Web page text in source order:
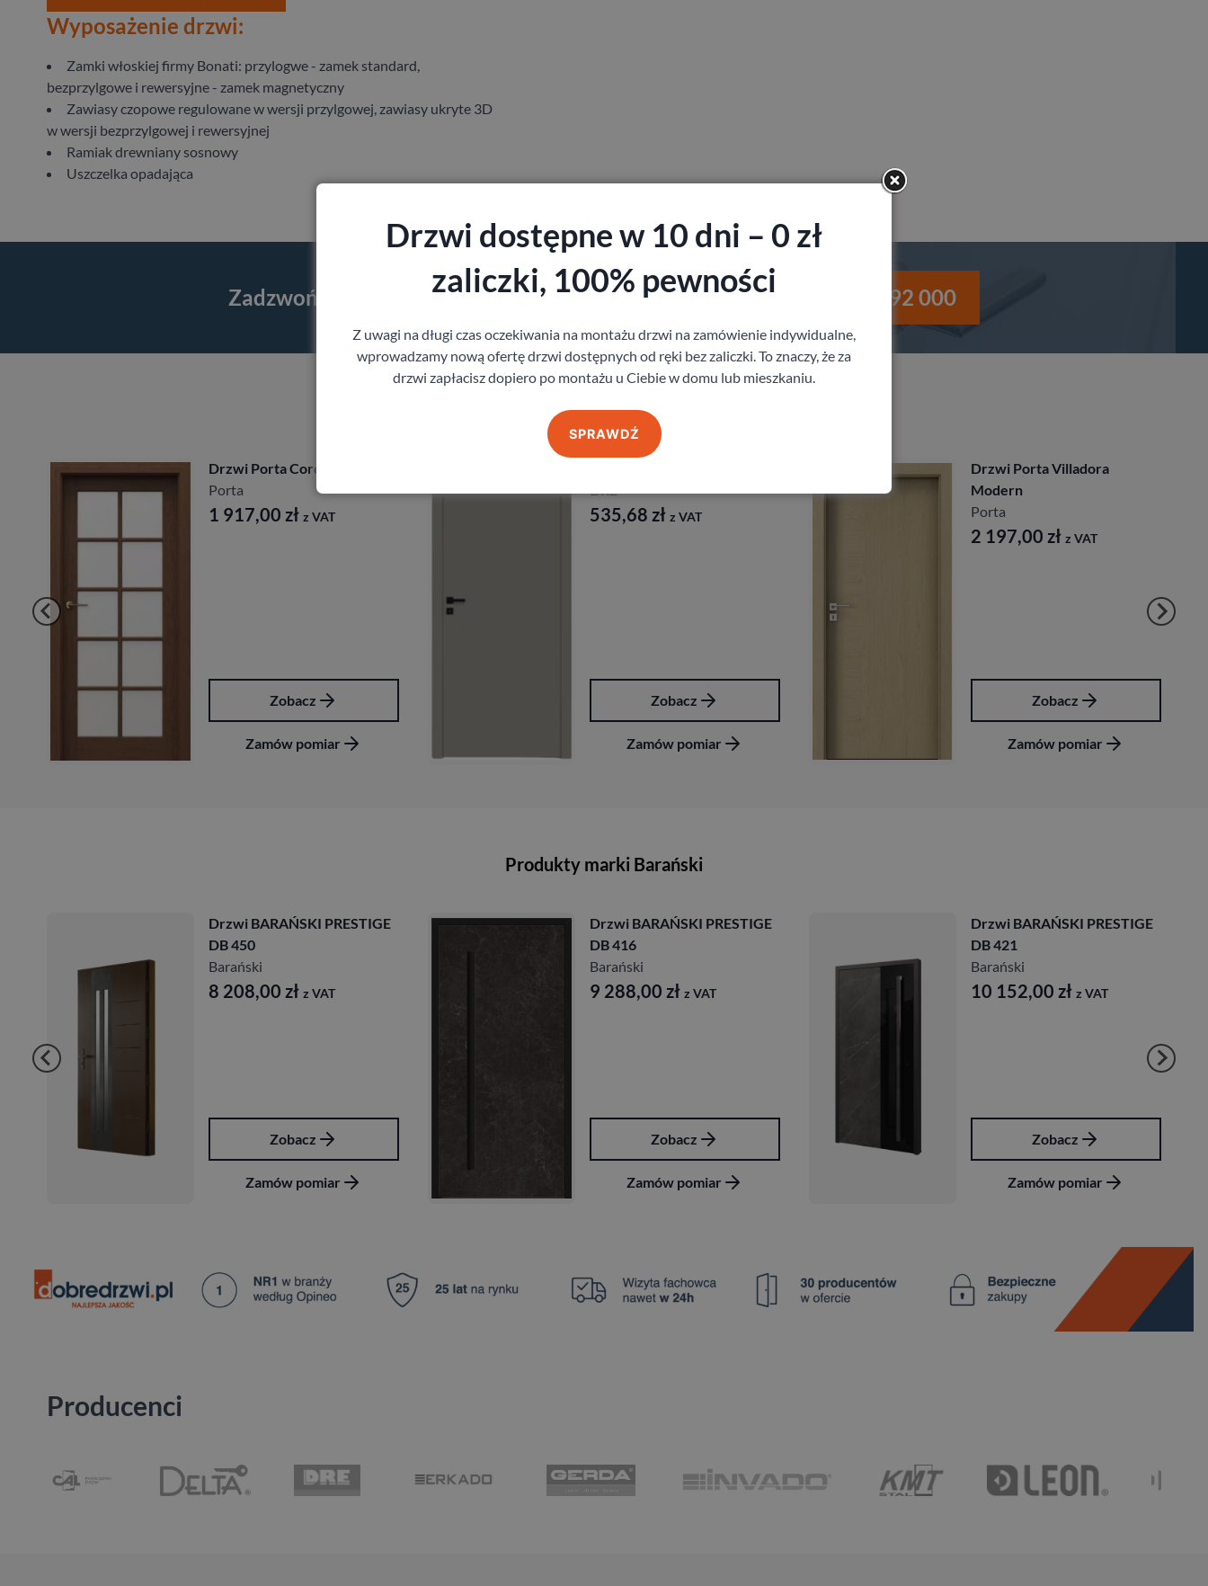
Wyposażenie drzwi:
Zamki włoskiej firmy Bonati: przylogwe - zamek standard,
bezprzylgowe i rewersyjne - zamek magnetyczny
Zawiasy czopowe regulowane w wersji przylgowej, zawiasy ukryte 3D
w wersji bezprzylgowej i rewersyjnej
Ramiak drewniany sosnowy
Uszczelka opadająca
Zadzwoń i skorzystaj z pomocy Doradcy przy wyborze drzwi 530 992 000
Produkty z kategorii Drzwi wewnętrzne
Drzwi Porta Cordoba
Porta
1 917,00 zł z VAT
Zobacz
Zamów pomiar
DRE
535,68 zł z VAT
Zobacz
Zamów pomiar
Drzwi Porta Villadora
Modern
Porta
2 197,00 zł z VAT
Zobacz
Zamów pomiar
Produkty marki Barański
Drzwi BARAŃSKI PRESTIGE
DB 450
Barański
8 208,00 zł z VAT
Zobacz
Zamów pomiar
Drzwi BARAŃSKI PRESTIGE
DB 416
Barański
9 288,00 zł z VAT
Zobacz
Zamów pomiar
Drzwi BARAŃSKI PRESTIGE
DB 421
Barański
10 152,00 zł z VAT
Zobacz
Zamów pomiar
Producenci
Drzwi dostępne w 10 dni – 0 zł
zaliczki, 100% pewności
Z uwagi na długi czas oczekiwania na montażu drzwi na zamówienie indywidualne,
wprowadzamy nową ofertę drzwi dostępnych od ręki bez zaliczki. To znaczy, że za
drzwi zapłacisz dopiero po montażu u Ciebie w domu lub mieszkaniu.
SPRAWDŹ